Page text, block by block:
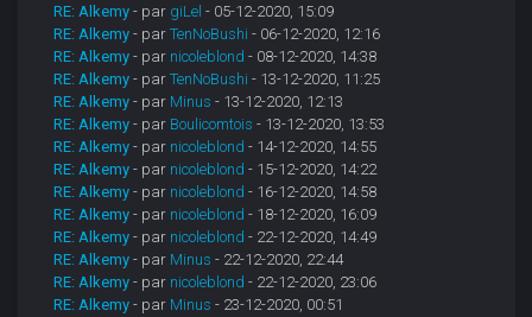
RE: Alkemy - par giLel - 05-12-2020, 15:09
RE: Alkemy - parTenNoBushi - 06-12-2020, 12:16
RE: Alkemy - par nicoleblond - 08-12-2020, 14:38
RE: Alkemy - parTenNoBushi - 13-12-2020, 11:25
RE: Alkemy - par Minus - 13-12-2020, 12:13
RE: Alkemy - par Boulicomtois - 13-12-2020, 13:53
RE: Alkemy - par nicoleblond - 14-12-2020, 14:55
RE: Alkemy - par nicoleblond - 15-12-2020, 14:22
RE: Alkemy - par nicoleblond - 16-12-2020, 14:58
RE: Alkemy - par nicoleblond - 18-12-2020, 16:09
RE: Alkemy - par nicoleblond - 22-12-2020, 14:49
RE: Alkemy - par Minus - 22-12-2020, 22:44
RE: Alkemy - par nicoleblond - 22-12-2020, 23:06
RE: Alkemy - par Minus - 23-12-2020, 00:51